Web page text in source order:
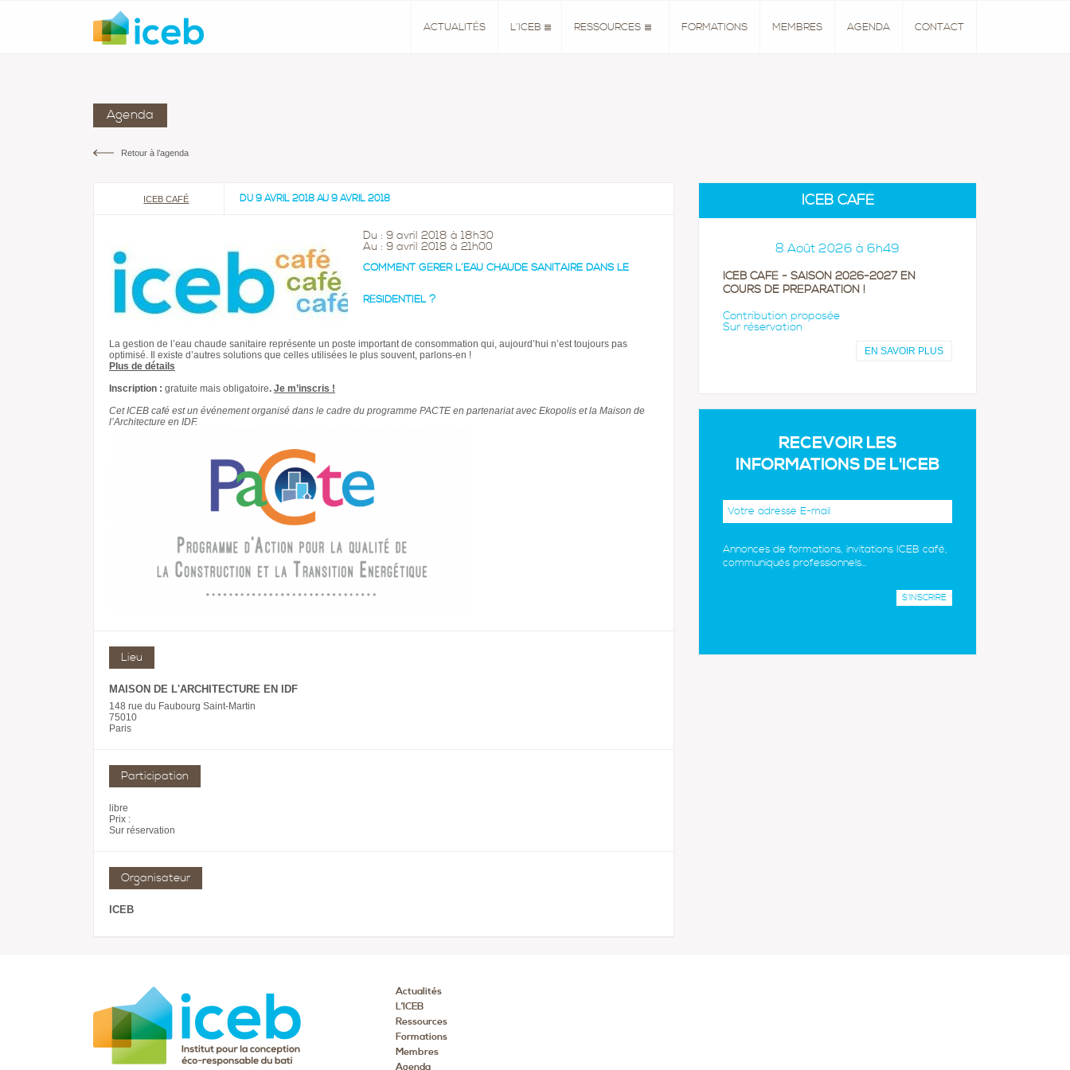
ACTUALITÉS L’ICEB RESSOURCES FORMATIONS MEMBRES AGENDA CONTACT
Agenda
Retour à l’agenda
ICEB CAFÉ DU 9 AVRIL 2018 AU 9 AVRIL 2018
Du : 9 avril 2018 à 18h30
Au : 9 avril 2018 à 21h00
COMMENT GÉRER L’EAU CHAUDE SANITAIRE DANS LE
RÉSIDENTIEL ?
La gestion de l’eau chaude sanitaire représente un poste important de consommation qui, aujourd’hui n’est toujours pas
optimisé. Il existe d’autres solutions que celles utilisées le plus souvent, parlons-en !
Plus de détails
Inscription : gratuite mais obligatoire. Je m’inscris !
Cet ICEB café est un événement organisé dans le cadre du programme PACTE en partenariat avec Ekopolis et la Maison de
l’Architecture en IDF.
Lieu
MAISON DE L'ARCHITECTURE EN IDF
148 rue du Faubourg Saint-Martin
75010
Paris
Participation
libre
Prix :
Sur réservation
Organisateur
ICEB
ICEB CAFÉ
8 Août 2026 à 6h49
ICEB CAFÉ - SAISON 2026-2027 EN
COURS DE PRÉPARATION !
Contribution proposée
Sur réservation
EN SAVOIR PLUS
RECEVOIR LES
INFORMATIONS DE L'ICEB
Annonces de formations, invitations ICEB café,
communiqués professionnels...
Actualités
L’ICEB
Ressources
Formations
Membres
Agenda